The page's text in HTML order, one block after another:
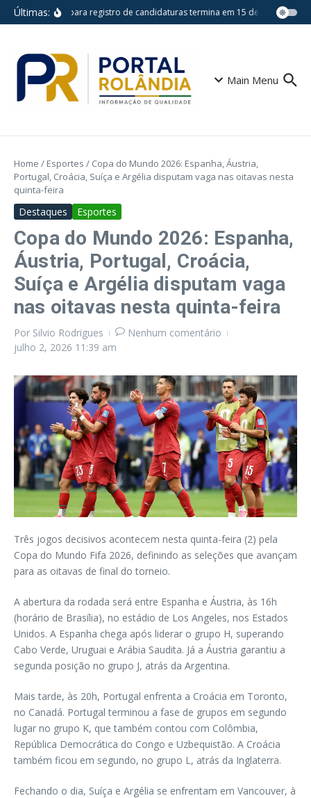
Ir para o conteúdo
Últimas:Prazo para registro de candidaturas termina em 15 de agosto
Main Menu
Home / Esportes / Copa do Mundo 2026: Espanha, Áustria,
Portugal, Croácia, Suíça e Argélia disputam vaga nas oitavas nesta
quinta-feira
Destaques Esportes
Copa do Mundo 2026: Espanha,
Áustria, Portugal, Croácia,
Suíça e Argélia disputam vaga
nas oitavas nesta quinta-feira
Por Silvio Rodrigues
Nenhum comentário
julho 2, 2026 11:39 am
Três jogos decisivos acontecem nesta quinta-feira (2) pela
Copa do Mundo Fifa 2026, definindo as seleções que avançam
para as oitavas de final do torneio.
A abertura da rodada será entre Espanha e Áustria, às 16h
(horário de Brasília), no estádio de Los Angeles, nos Estados
Unidos. A Espanha chega após liderar o grupo H, superando
Cabo Verde, Uruguai e Arábia Saudita. Já a Áustria garantiu a
segunda posição no grupo J, atrás da Argentina.
Mais tarde, às 20h, Portugal enfrenta a Croácia em Toronto,
no Canadá. Portugal terminou a fase de grupos em segundo
lugar no grupo K, que também contou com Colômbia,
República Democrática do Congo e Uzbequistão. A Croácia
também ficou em segundo, no grupo L, atrás da Inglaterra.
Fechando o dia, Suíça e Argélia se enfrentam em Vancouver, à